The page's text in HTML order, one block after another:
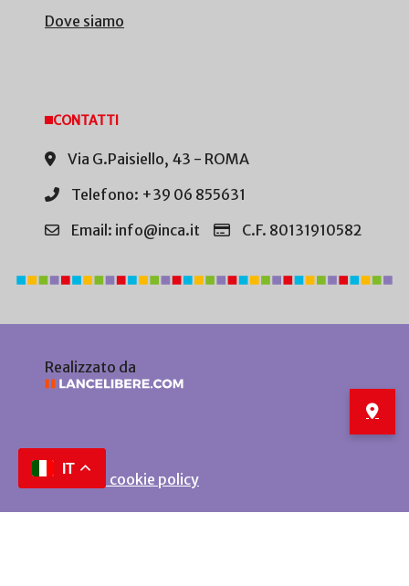
Dove siamo
CONTATTI
Via G.Paisiello, 43 - ROMA
Telefono: +39 06 855631
Email: info@inca.it
C.F. 80131910582
Realizzato da
Privacy e cookie policy
IT